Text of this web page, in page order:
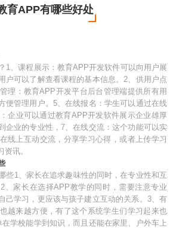
育APP有哪些好处
1、课程展示：教育APP开发软件可以向用户展
户可以了解查看课程的基本信息。2、供用户点
理：教育APP开发平台后台管理端提供所有用
便管理用户。5、在线报名：学生可以通过在线
企业可以通过教育APP开发软件展示企业雄厚
企业的专业性，7、在线交流：这个功能可以实
线上互动交流，分享学习心得，或者上传学习
讯。
些1、家长在追求趣味性的同时，在专业性和互
、家长在选择APP教学的同时，需要注意专业
己学习，更应该与孩子建立互动的关系。3、有
越来越方便，有了这个系统学生们学习起来也
学校能学到知识，而且还能在家里、户外车上